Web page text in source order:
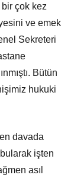
çok kez
ve emek
Sekreteri
Bütün
hukuki
davada
işten
asıl